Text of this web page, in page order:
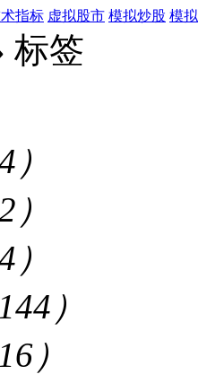
指标 虚拟股市 模拟炒股 模
标签
）
）